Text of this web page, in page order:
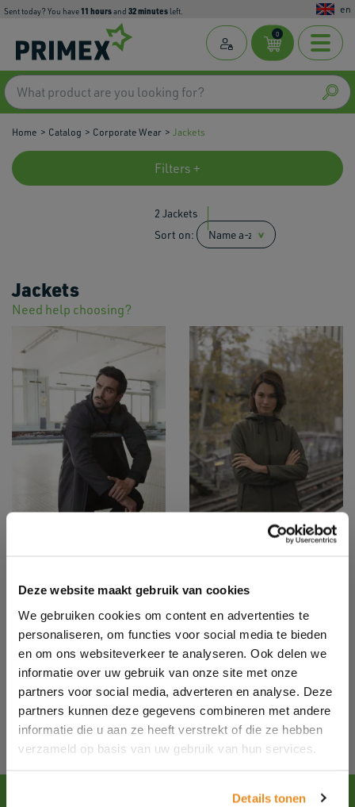
Deze website maakt gebruik van cookies
We gebruiken cookies om content en advertenties te
personaliseren, om functies voor social media te bieden
en om ons websiteverkeer te analyseren. Ook delen we
informatie over uw gebruik van onze site met onze
partners voor social media, adverteren en analyse. Deze
partners kunnen deze gegevens combineren met andere
informatie die u aan ze heeft verstrekt of die ze hebben
verzameld op basis van uw gebruik van hun services.
Details tonen
Sent today? You have11 hoursand 32minutes left. en
0
Home Catalog Corporate Wear Jackets
Filters +
2 Jackets
Sort on:
Jackets
Need help choosing?
NEO03174
NEOBLU Antoine
Men
NEO03175
NEOBLU Antoine
Women